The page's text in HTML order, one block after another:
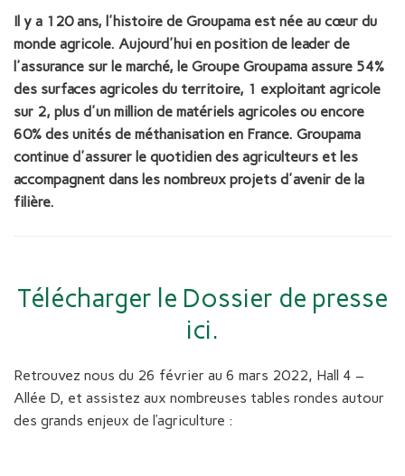
Il y a 120 ans, l'histoire de Groupama est née au cœur du
monde agricole. Aujourd'hui en position de leader de
l'assurance sur le marché, le Groupe Groupama assure 54%
des surfaces agricoles du territoire, 1 exploitant agricole
sur 2, plus d'un million de matériels agricoles ou encore
60% des unités de méthanisation en France. Groupama
continue d'assurer le quotidien des agriculteurs et les
accompagnent dans les nombreux projets d'avenir de la
filière.
Télécharger le Dossier de presse
ici.
Retrouvez nous du 26 février au 6 mars 2022, Hall 4 –
Allée D, et assistez aux nombreuses tables rondes autour
des grands enjeux de l’agriculture :